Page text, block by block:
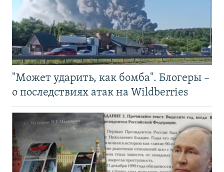
"Может ударить, как бомба". Блогеры –
о последствиях атак на Wildberries